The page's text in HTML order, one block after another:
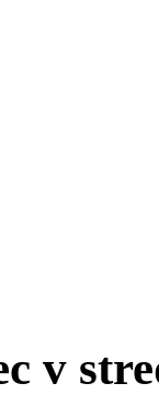
v